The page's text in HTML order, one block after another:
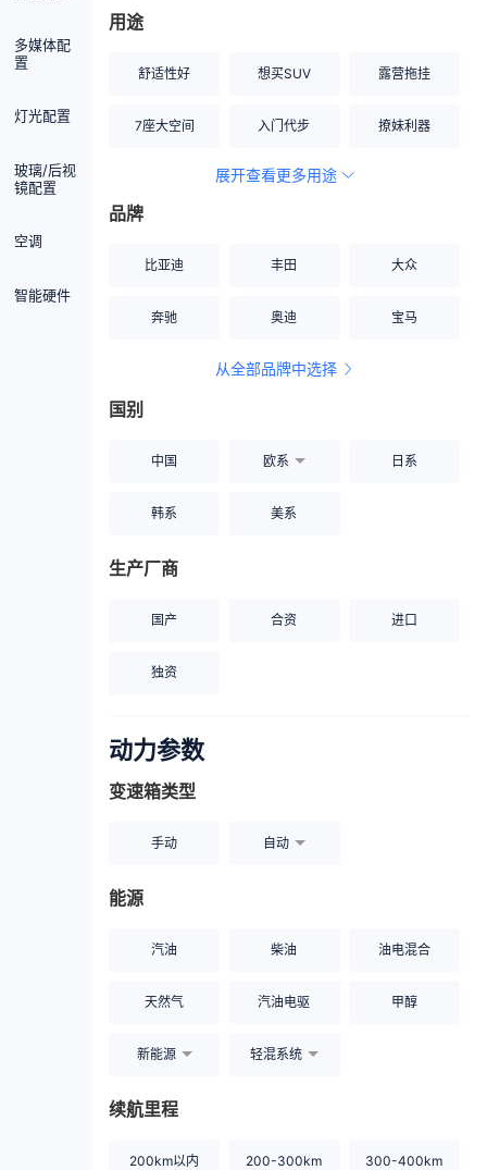
多媒体配
置
灯光配置
玻璃/后视
镜配置
空调
智能硬件
用途
舒适性好 想买SUV 露营拖挂
7座大空间 入门代步 撩妹利器
空间宽敞
展开查看更多用途
品牌
比亚迪 丰田 大众
奔驰 奥迪 宝马
从全部品牌中选择
国别
中国 欧系 日系
韩系 美系
生产厂商
国产 合资 进口
独资
动力参数
变速箱类型
手动 自动
能源
汽油 柴油 油电混合
天然气 汽油电驱 甲醇
新能源 轻混系统
续航里程
200km以内 200-300km 300-400km